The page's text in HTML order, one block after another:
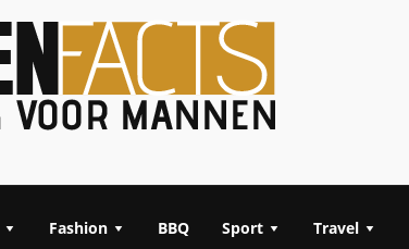
Fashion BBQ Sport Travel